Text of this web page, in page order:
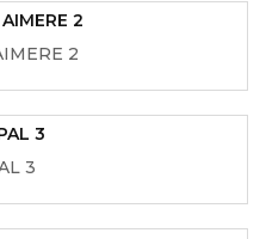
2
3